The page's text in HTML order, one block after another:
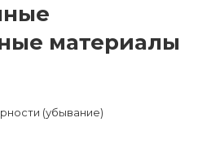
материалы
(убывание)